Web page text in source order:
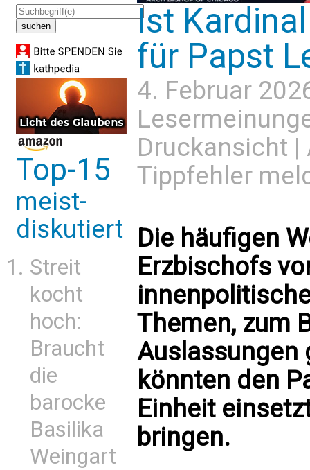
Top-15
meist-
diskutiert
Streit
kocht
hoch:
Braucht
die
barocke
Basilika
Weingart
Ist
für Papst
4. Februar
Druckansicht |
Tippfehler
Die häufigen
Erzbischofs
Themen, zum
Auslassungen
könnten den
Einheit
bringen.